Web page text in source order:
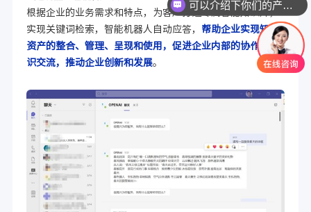
根据企业的业务需求和特点，为客户打造专属智能知识库，
实现关键词检索，智能机器人自动应答， 帮助企业实现知识
资产的整合、管理、呈现和使用，促进企业内部的协作和知
识交流，推动企业创新和发展。